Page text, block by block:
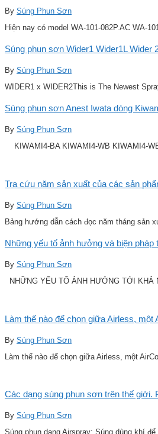
By Súng Phun Sơn
Hiện nay có model WA-101-082P.AC WA-
Súng phun sơn Wider1 Wider1L Wider
By Súng Phun Sơn
WIDER1 x WIDER2This is The Newest
Súng phun sơn Anest Iwata dòng
By Súng Phun Sơn
KIWAMI4-BA KIWAMI4-WB KIWAMI4-
Tra cứu năm sản xuất của các sản
By Súng Phun Sơn
Bảng hướng dẫn cách đọc năm tháng sản
Những yếu tố ảnh hưởng và biện
By Súng Phun Sơn
NHỮNG YẾU TỐ ẢNH HƯỞNG TỚI KHẢ
Làm thế nào để chọn giữa Airless,
By Súng Phun Sơn
Làm thế nào để chọn giữa Airless, một
Các dạng súng phun sơn trên thế
By Súng Phun Sơn
Súng phun dạng Airspray: Súng dùng khí để